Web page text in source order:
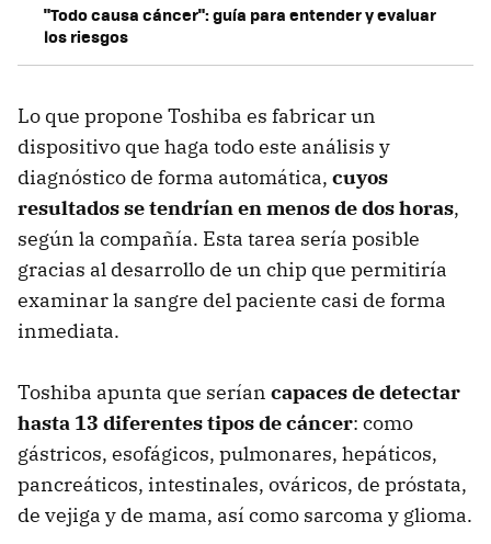
"Todo causa cáncer": guía para entender y evaluar
los riesgos
Lo que propone Toshiba es fabricar un
dispositivo que haga todo este análisis y
diagnóstico de forma automática, cuyos
resultados se tendrían en menos de dos horas,
según la compañía. Esta tarea sería posible
gracias al desarrollo de un chip que permitiría
examinar la sangre del paciente casi de forma
inmediata.
Toshiba apunta que serían capaces de detectar
hasta 13 diferentes tipos de cáncer: como
gástricos, esofágicos, pulmonares, hepáticos,
pancreáticos, intestinales, ováricos, de próstata,
de vejiga y de mama, así como sarcoma y glioma.